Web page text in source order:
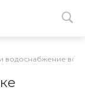
водоснабжение во